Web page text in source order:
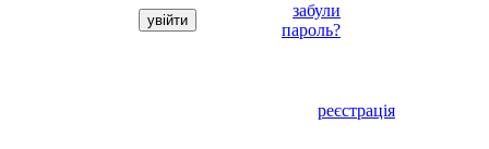
забули
пароль?
реєстрація